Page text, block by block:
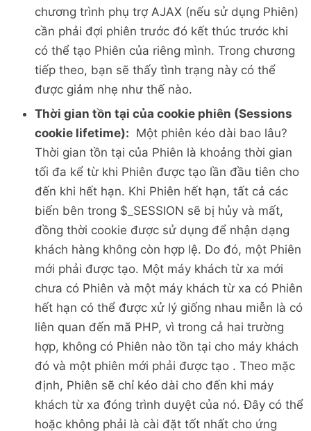
chương trình phụ trợ AJAX (nếu sử dụng Phiên)
cần phải đợi phiên trước đó kết thúc trước khi
có thể tạo Phiên của riêng mình. Trong chương
tiếp theo, bạn sẽ thấy tình trạng này có thể
được giảm nhẹ như thế nào.
Thời gian tồn tại của cookie phiên (Sessions
cookie lifetime): Một phiên kéo dài bao lâu?
Thời gian tồn tại của Phiên là khoảng thời gian
tối đa kể từ khi Phiên được tạo lần đầu tiên cho
đến khi hết hạn. Khi Phiên hết hạn, tất cả các
biến bên trong $_SESSION sẽ bị hủy và mất,
đồng thời cookie được sử dụng để nhận dạng
khách hàng không còn hợp lệ. Do đó, một Phiên
mới phải được tạo. Một máy khách từ xa mới
chưa có Phiên và một máy khách từ xa có Phiên
hết hạn có thể được xử lý giống nhau miễn là có
liên quan đến mã PHP, vì trong cả hai trường
hợp, không có Phiên nào tồn tại cho máy khách
đó và một phiên mới phải được tạo . Theo mặc
định, Phiên sẽ chỉ kéo dài cho đến khi máy
khách từ xa đóng trình duyệt của nó. Đây có thể
hoặc không phải là cài đặt tốt nhất cho ứng